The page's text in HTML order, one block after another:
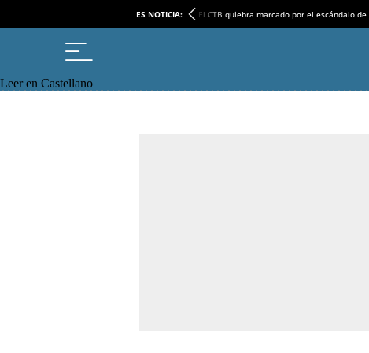
ES NOTICIA: El CTB quiebra marcado por el escándalo
Leer en Castellano